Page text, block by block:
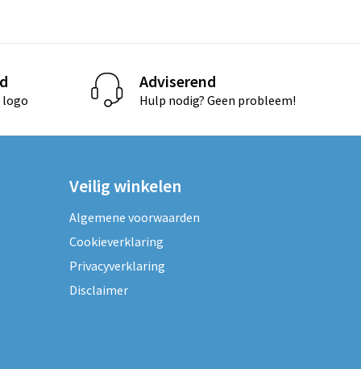
logo
Adviserend
Hulp nodig? Geen probleem!
Veilig winkelen
Algemene voorwaarden
Cookieverklaring
Privacyverklaring
Disclaimer